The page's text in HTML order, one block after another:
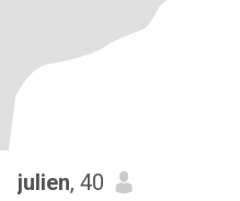
julien, 40